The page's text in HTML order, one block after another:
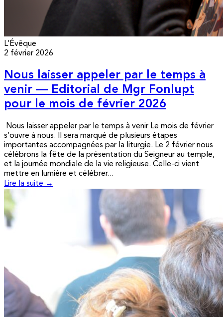
L’Évêque
2 février 2026
Nous laisser appeler par le temps à
venir — Editorial de Mgr Fonlupt
pour le mois de février 2026
Nous laisser appeler par le temps à venir Le mois de février
s’ouvre à nous. Il sera marqué de plusieurs étapes
importantes accompagnées par la liturgie. Le 2 février nous
célébrons la fête de la présentation du Seigneur au temple,
et la journée mondiale de la vie religieuse. Celle-ci vient
mettre en lumière et célébrer...
Lire la suite →